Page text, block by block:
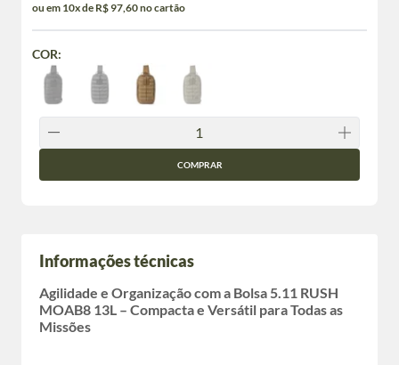
ou em 10x de R$ 97,60 no cartão
COR:
COMPRAR
Informações técnicas
Agilidade e Organização com a Bolsa 5.11 RUSH
MOAB8 13L – Compacta e Versátil para Todas as
Missões